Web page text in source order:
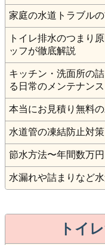
家庭の水道トラブル
トイレ排水のつまり
ッフが徹底解説
キッチン・洗面所の
る日常のメンテナンス
本当にお見積り無料
水道管の凍結防止対策
節水方法〜年間数万
水漏れや詰まりなど
トイ